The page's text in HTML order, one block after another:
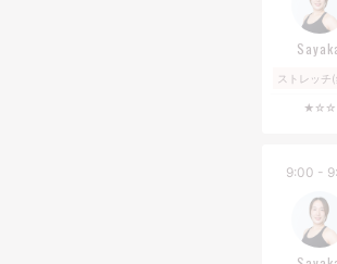
※キャンセルは、画面下の[予定管理]より行
・チェックインは、１階フロントタブレット
ます。レッスン開始時刻までにお着換えの上
ススタジオまでお越しください。カウンセリ
・遅刻された場合は、予定レッスン終了時刻
・西葛西店の施設の入館時間はレッスン前
ストレッチ
★☆☆
9:00 -